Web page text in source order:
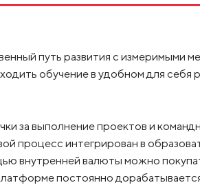
путь развития с измеримыми
обучение в удобном для себя
за выполнение проектов и
процесс интегрирован в
внутренней валюты можно
постоянно